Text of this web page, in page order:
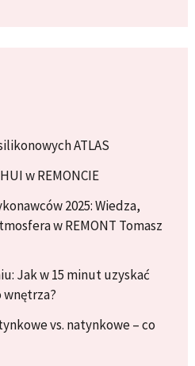
ATLAS
w REMONCIE
2025: Wiedza,
w REMONT Tomasz
Jak w 15 minut uzyskać
vs. natynkowe – co